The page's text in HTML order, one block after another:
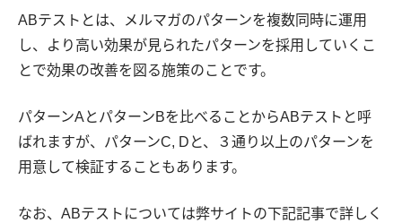
ABテストとは、メルマガのパターンを複数同時に運用
し、より高い効果が見られたパターンを採用していくこ
とで効果の改善を図る施策のことです。
パターンAとパターンBを比べることからABテストと呼
ばれますが、パターンC, Dと、３通り以上のパターンを
用意して検証することもあります。
なお、ABテストについては弊サイトの下記記事で詳しく